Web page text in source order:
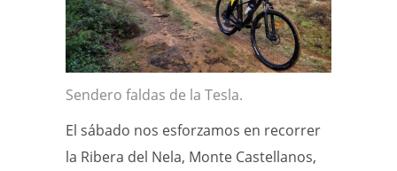
Sendero faldas de la Tesla.
El sábado nos esforzamos en recorrer
la Ribera del Nela, Monte Castellanos,